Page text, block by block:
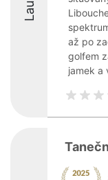
až po
golfem
jamek a